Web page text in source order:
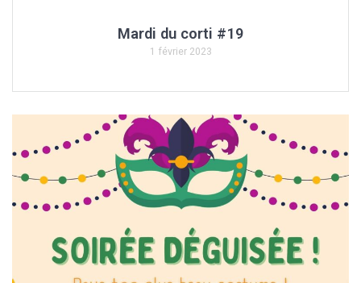
Mardi du corti #19
1 février 2023